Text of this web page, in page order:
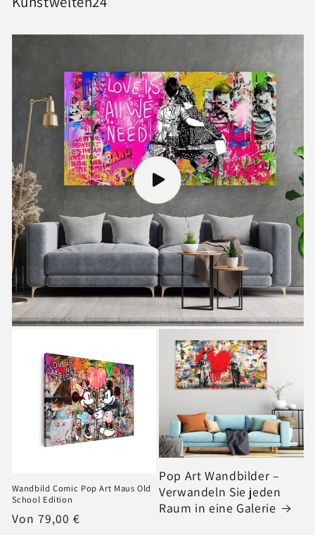
Wandbild Comic Pop Art Maus Old
School Edition
Normaler
Von 79,00 €
Pop Art Wandbilder –
Verwandeln Sie jeden
Raum in eine Galerie